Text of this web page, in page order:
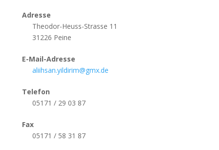
Adresse
Theodor-Heuss-Strasse 11
31226 Peine
E-Mail-Adresse
aliihsan.yildirim@gmx.de
Telefon
05171 / 29 03 87
Fax
05171 / 58 31 87